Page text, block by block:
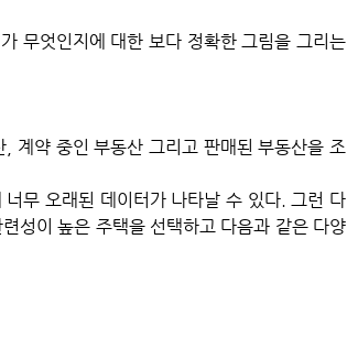
무엇인지에 대한 보다 정확한 그림을 그리는
계약 중인 부동산 그리고 판매된 부동산을 조
무 오래된 데이터가 나타날 수 있다. 그런 다
성이 높은 주택을 선택하고 다음과 같은 다양